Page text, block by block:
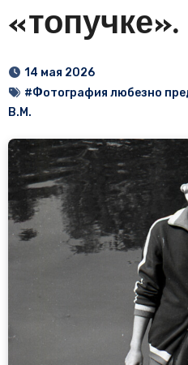
«топучке».
14 мая 2026
#Фотография любезно
В.М.